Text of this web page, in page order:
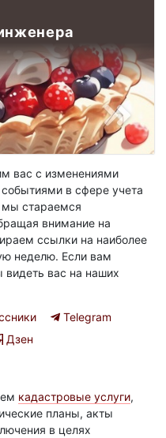
вас с изменениями
в сфере учета
мы стараемся
внимание на
ссылки на наиболее
неделю. Если вам
видеть вас на наших
Telegram
Дзен
кадастровые услуги,
планы, акты
в целях